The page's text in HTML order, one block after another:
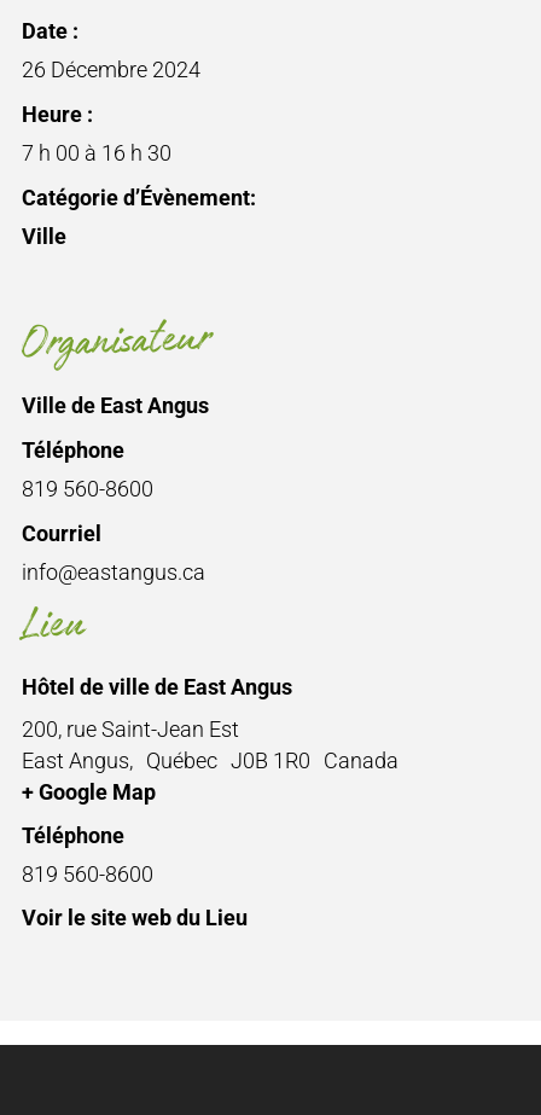
Date :
26 Décembre 2024
Heure :
7 h 00 à 16 h 30
Catégorie d’Évènement:
Ville
Lieu
Hôtel de ville de East Angus
200, rue Saint-Jean Est
East Angus, Québec J0B 1R0
Canada
+ Google Map
Téléphone
819 560-8600
Voir le site web du Lieu
Organisateur
Ville de East Angus
Téléphone
819 560-8600
Courriel
info@eastangus.ca